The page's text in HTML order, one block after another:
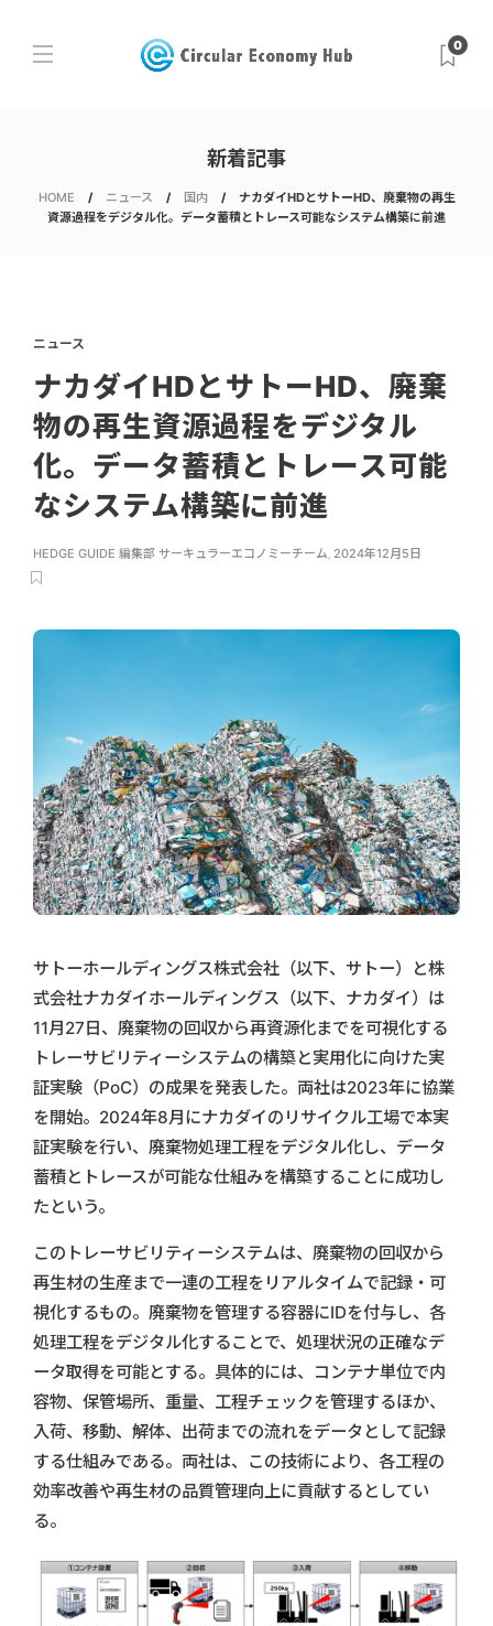
0
新着記事
HOME ニュース 国内
ナカダイHDとサトーHD、廃棄物の再生
資源過程をデジタル化。データ蓄積とトレース可能なシステム構築に前進
ニュース
ナカダイHDとサトーHD、廃棄
物の再生資源過程をデジタル
化。データ蓄積とトレース可能
なシステム構築に前進
HEDGE GUIDE 編集部 サーキュラーエコノミーチーム, 2024年12月5日
サトーホールディングス株式会社（以下、サトー）と株
式会社ナカダイホールディングス（以下、ナカダイ）は
11月27日、廃棄物の回収から再資源化までを可視化する
トレーサビリティーシステムの構築と実用化に向けた実
証実験（PoC）の成果を発表した。両社は2023年に協業
を開始。2024年8月にナカダイのリサイクル工場で本実
証実験を行い、廃棄物処理工程をデジタル化し、データ
蓄積とトレースが可能な仕組みを構築することに成功し
たという。
このトレーサビリティーシステムは、廃棄物の回収から
再生材の生産まで一連の工程をリアルタイムで記録・可
視化するもの。廃棄物を管理する容器にIDを付与し、各
処理工程をデジタル化することで、処理状況の正確なデ
ータ取得を可能とする。具体的には、コンテナ単位で内
容物、保管場所、重量、工程チェックを管理するほか、
入荷、移動、解体、出荷までの流れをデータとして記録
する仕組みである。両社は、この技術により、各工程の
効率改善や再生材の品質管理向上に貢献するとしてい
る。